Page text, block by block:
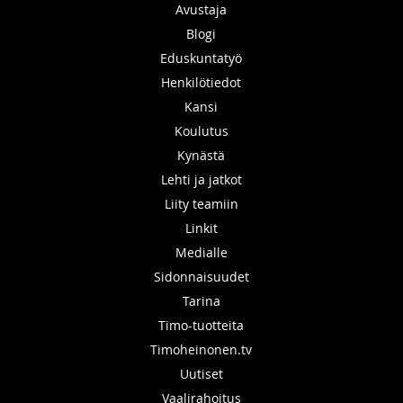
Avustaja
Blogi
Eduskuntatyö
Henkilötiedot
Kansi
Koulutus
Kynästä
Lehti ja jatkot
Liity teamiin
Linkit
Medialle
Sidonnaisuudet
Tarina
Timo-tuotteita
Timoheinonen.tv
Uutiset
Vaalirahoitus